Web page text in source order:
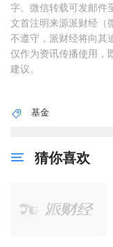
字。微信转载可发邮
文首注明来源派财经（
不遵守，派财经将向其
仅作为资讯传播使用，
建议。
基金
猜你喜欢